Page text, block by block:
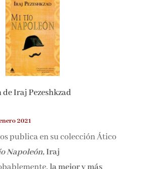
Iraj Pezeshkzad
2021
publica en su colección Ático
Napoleón
Iraj
la mejor y más
comunidad de amantes de la
las últimas noticias y
en tu bandeja de entrada.
lostérminos y condiciones